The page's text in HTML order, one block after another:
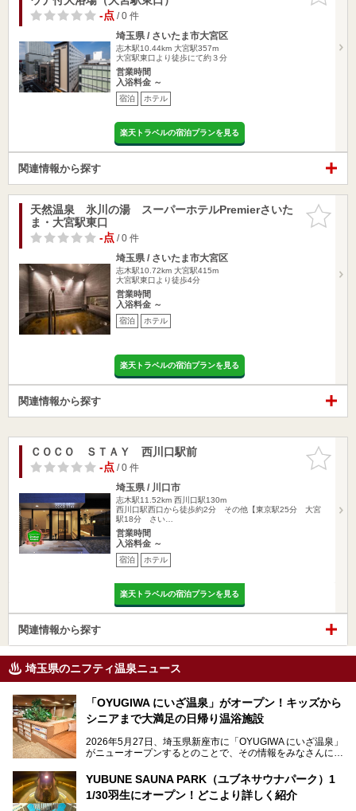
-点/ 0 件
埼玉県 / さいたま市大宮区
志木駅10.44km 大宮駅357m
大宮駅東口より徒歩にて約３分
営業時間
入浴料金 ～
宿泊 ホテル
楽天トラベルの宿泊プランを見る
関連情報から探す
お気に入
りに追加
天然温泉 氷川の湯 スーパーホテルPremierさいた
ま・大宮駅東口
-点/ 0 件
埼玉県 / さいたま市大宮区
志木駅10.72km 大宮駅415m
大宮駅東口より徒歩4分
営業時間
入浴料金 ～
宿泊 ホテル
楽天トラベルの宿泊プランを見る
関連情報から探す
お気に入
りに追加
ＣＯＣＯ ＳＴＡＹ 西川口駅前
-点/ 0 件
埼玉県 / 川口市
志木駅11.52km 西川口駅130m
西川口駅西口から徒歩約2分 その他【東京駅25分 大宮
駅18分 さい…
営業時間
入浴料金 ～
宿泊 ホテル
楽天トラベルの宿泊プランを見る
関連情報から探す
埼玉県のニフティ温泉ニュース
「OYUGIWA にいざ温泉」がオープン！キッズから
シニアまで大満足の日帰り温浴施設
2026年5月27日、埼玉県新座市に「OYUGIWA にいざ温泉」
がニューオープンするとのことで、その情報をみなさんにい
メインとなる黒湯の天然温泉や本格的なサウナをはじめ、4
種類のリラックスルームやお食事処、他施設とは一線を画す
YUBUNE SAUNA PARK（ユブネサウナパーク）1
1/30羽生にオープン！どこより詳しく紹介